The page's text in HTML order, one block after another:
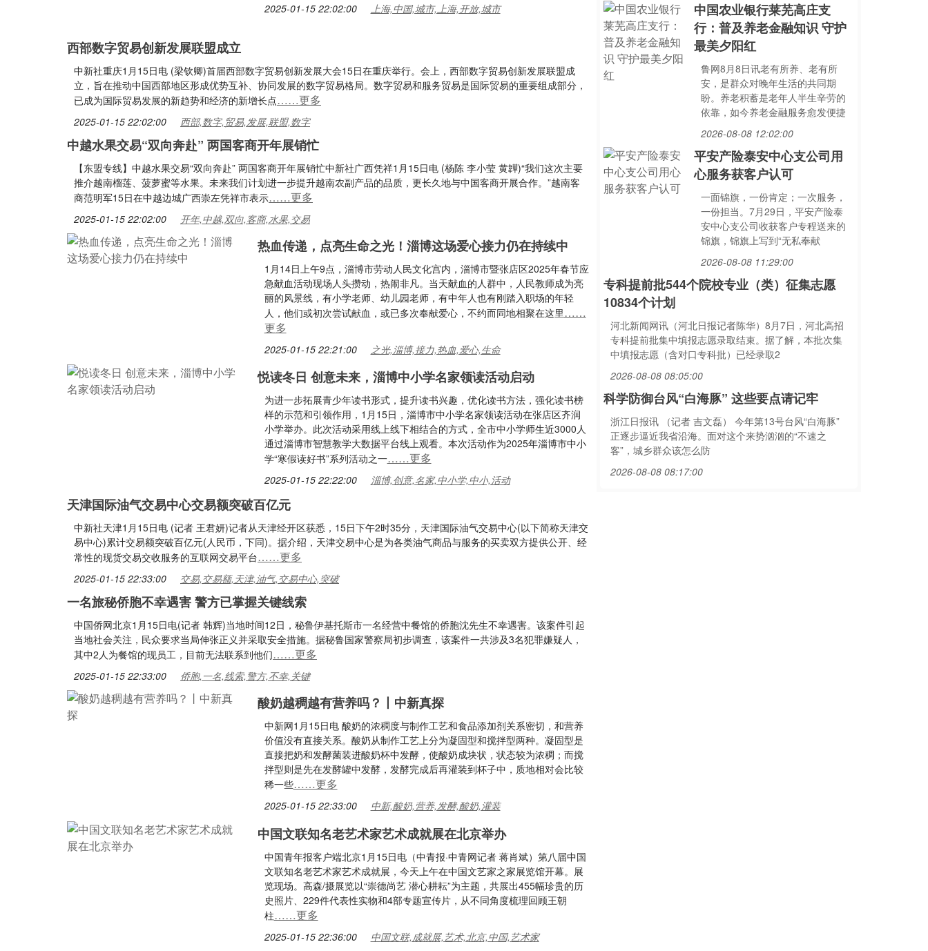
2025-01-15 22:02:00 上海,中国,城市,上海,开放,城市
西部数字贸易创新发展联盟成立
中新社重庆1月15日电 (梁钦卿)首届西部数字贸易创新发展大会15日在重庆举行。会上，西部数字贸易创新发展联盟成
立，旨在推动中国西部地区形成优势互补、协同发展的数字贸易格局。数字贸易和服务贸易是国际贸易的重要组成部分，
已成为国际贸易发展的新趋势和经济的新增长点……更多
2025-01-15 22:02:00 西部,数字,贸易,发展,联盟,数字
中越水果交易“双向奔赴” 两国客商开年展销忙
【东盟专线】中越水果交易“双向奔赴” 两国客商开年展销忙中新社广西凭祥1月15日电 (杨陈 李小莹 黄韡)“我们这次主要
推介越南榴莲、菠萝蜜等水果。未来我们计划进一步提升越南农副产品的品质，更长久地与中国客商开展合作。”越南客
商范明军15日在中越边城广西崇左凭祥市表示……更多
2025-01-15 22:02:00 开年,中越,双向,客商,水果,交易
热血传递，点亮生命之光！淄博这场爱心接力仍在持续中
1月14日上午9点，淄博市劳动人民文化宫内，淄博市暨张店区2025年春节应
急献血活动现场人头攒动，热闹非凡。当天献血的人群中，人民教师成为亮
丽的风景线，有小学老师、幼儿园老师，有中年人也有刚踏入职场的年轻
人，他们或初次尝试献血，或已多次奉献爱心，不约而同地相聚在这里……
更多
2025-01-15 22:21:00 之光,淄博,接力,热血,爱心,生命
悦读冬日 创意未来，淄博中小学名家领读活动启动
为进一步拓展青少年读书形式，提升读书兴趣，优化读书方法，强化读书榜
样的示范和引领作用，1月15日，淄博市中小学名家领读活动在张店区齐润
小学举办。此次活动采用线上线下相结合的方式，全市中小学师生近3000人
通过淄博市智慧教学大数据平台线上观看。本次活动作为2025年淄博市中小
学“寒假读好书”系列活动之一……更多
2025-01-15 22:22:00 淄博,创意,名家,中小学,中小,活动
天津国际油气交易中心交易额突破百亿元
中新社天津1月15日电 (记者 王君妍)记者从天津经开区获悉，15日下午2时35分，天津国际油气交易中心(以下简称天津交
易中心)累计交易额突破百亿元(人民币，下同)。据介绍，天津交易中心是为各类油气商品与服务的买卖双方提供公开、经
常性的现货交易交收服务的互联网交易平台……更多
2025-01-15 22:33:00 交易,交易额,天津,油气,交易中心,突破
一名旅秘侨胞不幸遇害 警方已掌握关键线索
中国侨网北京1月15日电(记者 韩辉)当地时间12日，秘鲁伊基托斯市一名经营中餐馆的侨胞沈先生不幸遇害。该案件引起
当地社会关注，民众要求当局伸张正义并采取安全措施。据秘鲁国家警察局初步调查，该案件一共涉及3名犯罪嫌疑人，
其中2人为餐馆的现员工，目前无法联系到他们……更多
2025-01-15 22:33:00 侨胞,一名,线索,警方,不幸,关键
酸奶越稠越有营养吗？丨中新真探
中新网1月15日电 酸奶的浓稠度与制作工艺和食品添加剂关系密切，和营养
价值没有直接关系。酸奶从制作工艺上分为凝固型和搅拌型两种。凝固型是
直接把奶和发酵菌装进酸奶杯中发酵，使酸奶成块状，状态较为浓稠；而搅
拌型则是先在发酵罐中发酵，发酵完成后再灌装到杯子中，质地相对会比较
稀一些……更多
2025-01-15 22:33:00 中新,酸奶,营养,发酵,酸奶,灌装
中国文联知名老艺术家艺术成就展在北京举办
中国青年报客户端北京1月15日电（中青报·中青网记者 蒋肖斌）第八届中国
文联知名老艺术家艺术成就展，今天上午在中国文艺家之家展览馆开幕。展
览现场。高森/摄展览以“崇德尚艺 潜心耕耘”为主题，共展出455幅珍贵的历
史照片、229件代表性实物和4部专题宣传片，从不同角度梳理回顾王朝
柱……更多
2025-01-15 22:36:00 中国文联,成就展,艺术,北京,中国,艺术家
中国农业银行莱芜高庄支
行：普及养老金融知识 守护
最美夕阳红
鲁网8月8日讯老有所养、老有所
安，是群众对晚年生活的共同期
盼。养老积蓄是老年人半生辛劳的
依靠，如今养老金融服务愈发便捷
2026-08-08 12:02:00
平安产险泰安中心支公司用
心服务获客户认可
一面锦旗，一份肯定；一次服务，
一份担当。7月29日，平安产险泰
安中心支公司收获客户专程送来的
锦旗，锦旗上写到“无私奉献
2026-08-08 11:29:00
专科提前批544个院校专业（类）征集志愿
10834个计划
河北新闻网讯（河北日报记者陈华）8月7日，河北高招
专科提前批集中填报志愿录取结束。据了解，本批次集
中填报志愿（含对口专科批）已经录取2
2026-08-08 08:05:00
科学防御台风“白海豚” 这些要点请记牢
浙江日报讯 （记者 吉文磊） 今年第13号台风“白海豚”
正逐步逼近我省沿海。面对这个来势汹汹的“不速之
客”，城乡群众该怎么防
2026-08-08 08:17:00